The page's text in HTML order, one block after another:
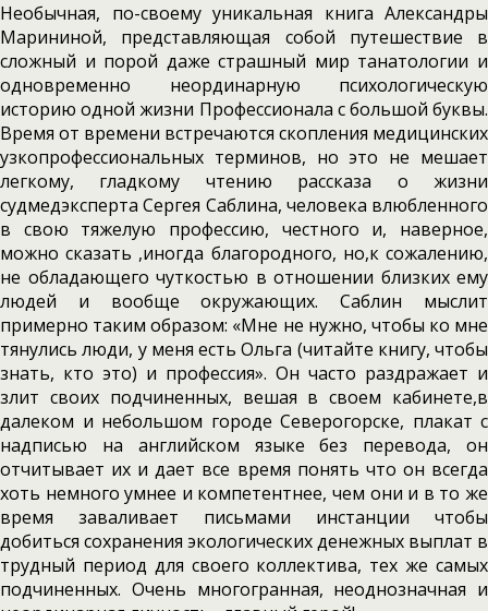
Необычная, по-своему уникальная книга Александры
Марининой, представляющая собой путешествие в
сложный и порой даже страшный мир танатологии и
одновременно неординарную психологическую
историю одной жизни Профессионала с большой буквы.
Время от времени встречаются скопления медицинских
узкопрофессиональных терминов, но это не мешает
легкому, гладкому чтению рассказа о жизни
судмедэксперта Сергея Саблина, человека влюбленного
в свою тяжелую профессию, честного и, наверное,
можно сказать ,иногда благородного, но,к сожалению,
не обладающего чуткостью в отношении близких ему
людей и вообще окружающих. Саблин мыслит
примерно таким образом: «Мне не нужно, чтобы ко мне
тянулись люди, у меня есть Ольга (читайте книгу, чтобы
знать, кто это) и профессия». Он часто раздражает и
злит своих подчиненных, вешая в своем кабинете,в
далеком и небольшом городе Северогорске, плакат с
надписью на английском языке без перевода, он
отчитывает их и дает все время понять что он всегда
хоть немного умнее и компетентнее, чем они и в то же
время заваливает письмами инстанции чтобы
добиться сохранения экологических денежных выплат в
трудный период для своего коллектива, тех же самых
подчиненных. Очень многогранная, неоднозначная и